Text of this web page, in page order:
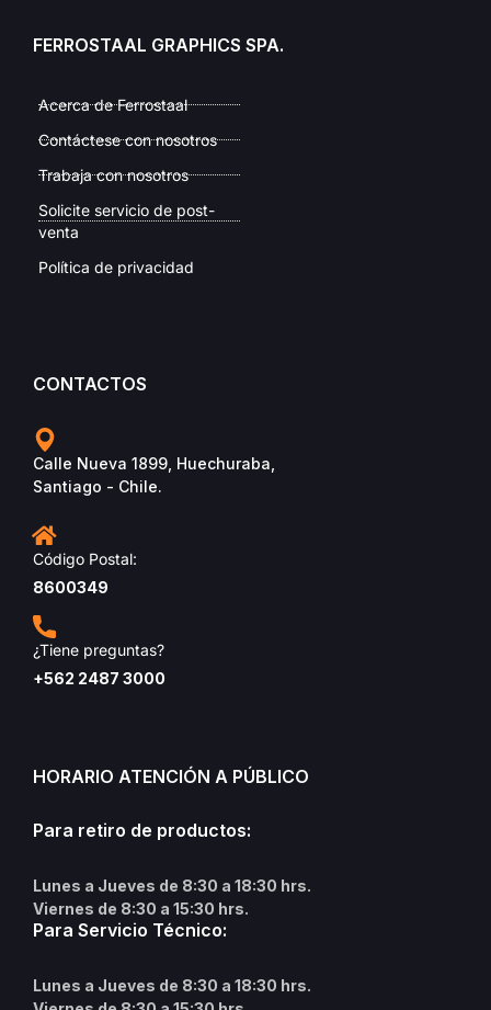
FERROSTAAL GRAPHICS SPA.
Acerca de Ferrostaal
Contáctese con nosotros
Trabaja con nosotros
Solicite servicio de post-
venta
Política de privacidad
CONTACTOS
Calle Nueva 1899, Huechuraba,
Santiago - Chile.
Código Postal:
8600349
¿Tiene preguntas?
+562 2487 3000
HORARIO ATENCIÓN A PÚBLICO
Para retiro de productos:
Lunes a Jueves de 8:30 a 18:30 hrs.
Viernes de 8:30 a 15:30 hrs.
Para Servicio Técnico:
Lunes a Jueves de 8:30 a 18:30 hrs.